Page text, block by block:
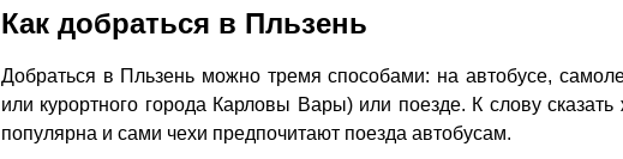
Как добраться в Пльзень
Добраться в Пльзень можно тремя способами: на автобусе,
или курортного города Карловы Вары) или поезде. К слову
популярна и сами чехи предпочитают поезда автобусам.